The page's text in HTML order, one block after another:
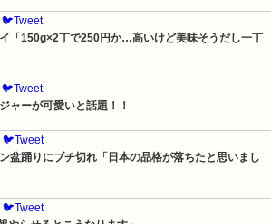
🐦Tweet
イ「150g×2丁で250円か…高いけど美味そうだし一丁
🐦Tweet
ャーが可愛いと話題！！
🐦Tweet
盆踊りにブチ切れ「日本の品格が落ちたと思いまし
🐦Tweet